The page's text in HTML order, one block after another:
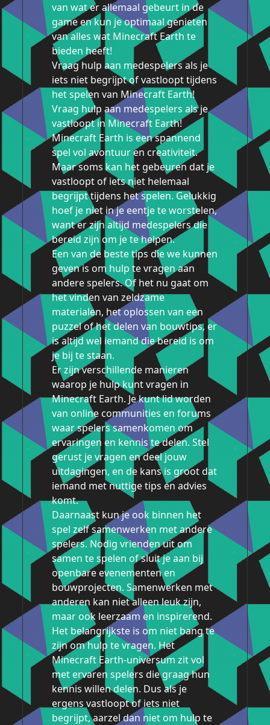
van wat er allemaal gebeurt in de
game en kun je optimaal genieten
van alles wat Minecraft Earth te
bieden heeft!
Vraag hulp aan medespelers als je
iets niet begrijpt of vastloopt tijdens
het spelen van Minecraft Earth!
Vraag hulp aan medespelers als je
vastloopt in Minecraft Earth!
Minecraft Earth is een spannend
spel vol avontuur en creativiteit.
Maar soms kan het gebeuren dat je
vastloopt of iets niet helemaal
begrijpt tijdens het spelen. Gelukkig
hoef je niet in je eentje te worstelen,
want er zijn altijd medespelers die
bereid zijn om je te helpen.
Een van de beste tips die we kunnen
geven is om hulp te vragen aan
andere spelers. Of het nu gaat om
het vinden van zeldzame
materialen, het oplossen van een
puzzel of het delen van bouwtips, er
is altijd wel iemand die bereid is om
je bij te staan.
Er zijn verschillende manieren
waarop je hulp kunt vragen in
Minecraft Earth. Je kunt lid worden
van online communities en forums
waar spelers samenkomen om
ervaringen en kennis te delen. Stel
gerust je vragen en deel jouw
uitdagingen, en de kans is groot dat
iemand met nuttige tips en advies
komt.
Daarnaast kun je ook binnen het
spel zelf samenwerken met andere
spelers. Nodig vrienden uit om
samen te spelen of sluit je aan bij
openbare evenementen en
bouwprojecten. Samenwerken met
anderen kan niet alleen leuk zijn,
maar ook leerzaam en inspirerend.
Het belangrijkste is om niet bang te
zijn om hulp te vragen. Het
Minecraft Earth-universum zit vol
met ervaren spelers die graag hun
kennis willen delen. Dus als je
ergens vastloopt of iets niet
begrijpt, aarzel dan niet om hulp te